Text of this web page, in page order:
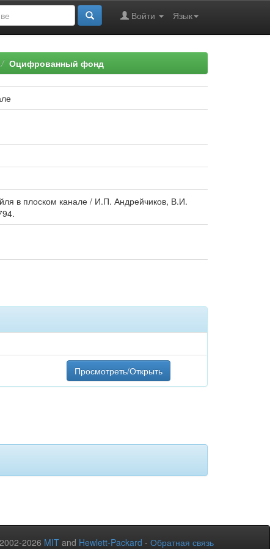
Язык
Войти
Оцифрованный фонд
в плоском канале / И.П. Андрейчиков, В.И.
Просмотреть/Открыть
2026 MIT and Hewlett-Packard - Обратная связь